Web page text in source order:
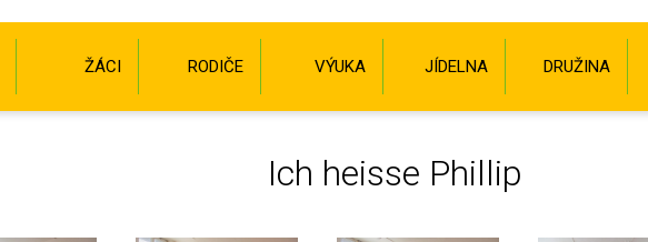
ŽÁCI RODIČE VÝUKA JÍDELNA DRUŽINA
Ich heisse Phillip